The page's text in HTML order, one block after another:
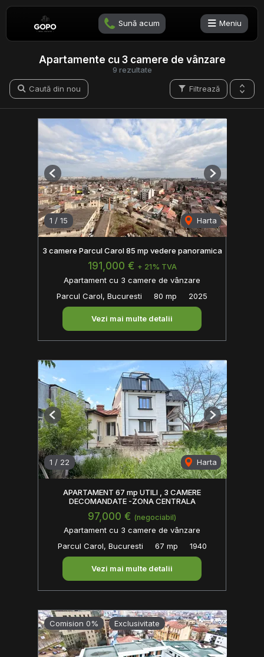
Sună acum Meniu
9 rezultate
Apartamente cu 3 camere de vânzare
Filtrează
Caută din nou
1 / 15 Harta
Previous Next
3 camere Parcul Carol 85 mp vedere panoramica
191,000 € + 21% TVA
Apartament cu 3 camere de vânzare
Parcul Carol, Bucuresti
80 mp 2025
Vezi mai multe detalii
1 / 22 Harta
Previous Next
APARTAMENT 67 mp UTILI , 3 CAMERE
DECOMANDATE -ZONA CENTRALA
97,000 € (negociabil)
Apartament cu 3 camere de vânzare
Parcul Carol, Bucuresti
67 mp 1940
Vezi mai multe detalii
Comision 0% Exclusivitate